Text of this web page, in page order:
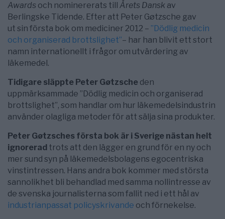
Awards och nominererats till Årets Dansk av
Berlingske Tidende. Efter att Peter Gøtzsche gav
ut sin första bok om mediciner 2012 – ”Dödlig medicin
och organiserad brottslighet”– har han blivit ett stort
namn internationellt i frågor om utvärdering av
läkemedel.
Tidigare släppte Peter Gøtzsche den
uppmärksammade ”Dödlig medicin och organiserad
brottslighet”, som handlar om hur läkemedelsindustrin
använder olagliga metoder för att sälja sina produkter.
Peter Gøtzsches första bok är i Sverige nästan helt
ignorerad trots att den lägger en grund för en ny och
mer sund syn på läkemedelsbolagens egocentriska
vinstintressen. Hans andra bok kommer med största
sannolikhet bli behandlad med samma nollintresse av
de svenska journalisterna som fallit ned i ett hål av
industrianpassat policyskrivande och förnekelse.